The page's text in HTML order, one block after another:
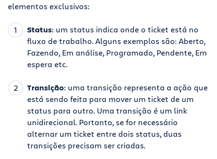
elementos exclusivos:
Status: um status indica onde o ticket está no
fluxo de trabalho. Alguns exemplos são: Aberto,
Fazendo, Em análise, Programado, Pendente, Em
espera etc.
Transição: uma transição representa a ação que
está sendo feita para mover um ticket de um
status para outro. Uma transição é um link
unidirecional. Portanto, se for necessário
alternar um ticket entre dois status, duas
transições precisam ser criadas.